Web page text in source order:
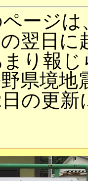
ージは
翌日
り報
県境
日の更